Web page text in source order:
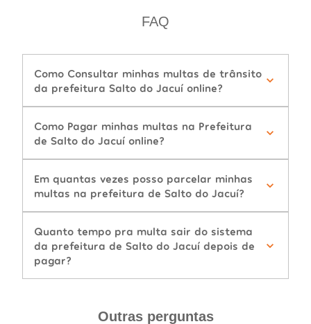
FAQ
Como Consultar minhas multas de trânsito
da prefeitura Salto do Jacuí online?
Como Pagar minhas multas na Prefeitura
de Salto do Jacuí online?
Em quantas vezes posso parcelar minhas
multas na prefeitura de Salto do Jacuí?
Quanto tempo pra multa sair do sistema
da prefeitura de Salto do Jacuí depois de
pagar?
Outras perguntas